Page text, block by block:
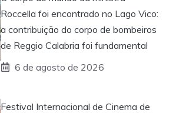
Roccella foi encontrado no Lago Vico:
a contribuição do corpo de bombeiros
de Reggio Calabria foi fundamental
6 de agosto de 2026
Festival Internacional de Cinema de